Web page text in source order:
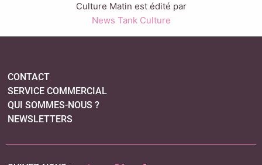
Culture Matin est édité par
News Tank Culture
CONTACT
SERVICE COMMERCIAL
QUI SOMMES-NOUS ?
NEWSLETTERS